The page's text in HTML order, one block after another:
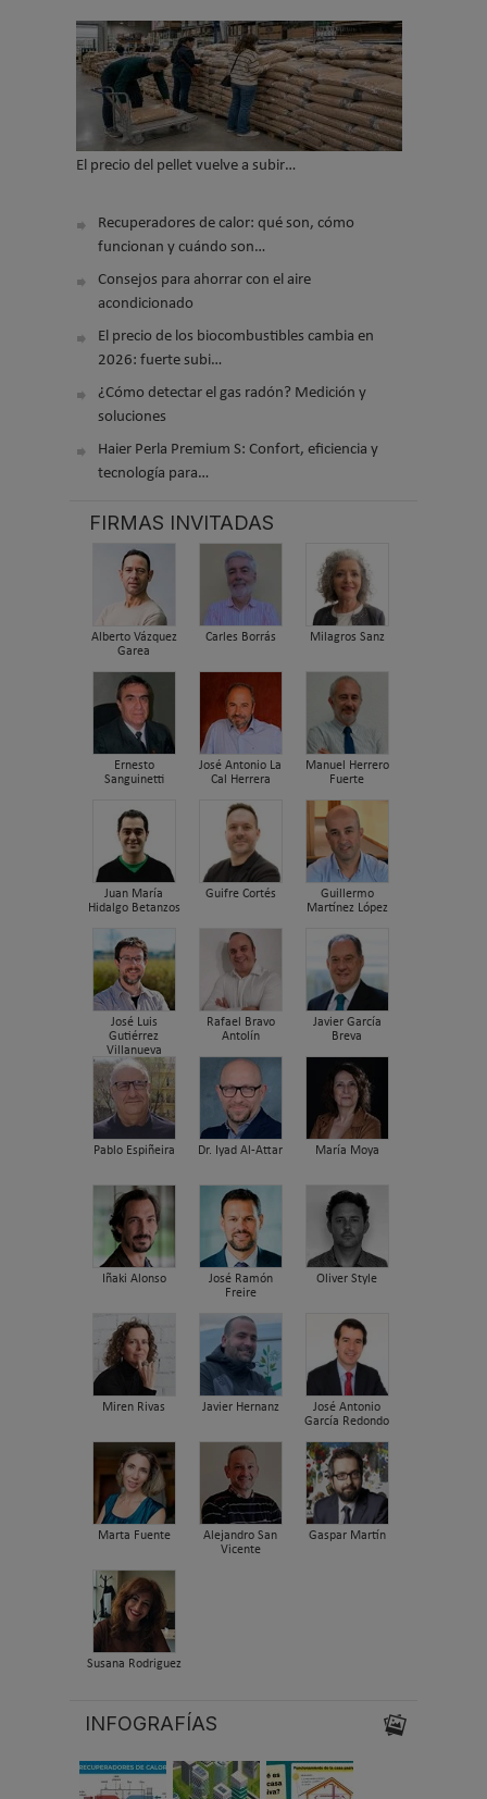
El precio del pellet vuelve a subir…
Recuperadores de calor: qué son, cómo
funcionan y cuándo son…
Consejos para ahorrar con el aire
acondicionado
El precio de los biocombustibles cambia en
2026: fuerte subi…
¿Cómo detectar el gas radón? Medición y
soluciones
Haier Perla Premium S: Confort, eficiencia y
tecnología para…
FIRMAS INVITADAS
Alberto Vázquez
Garea
Carles Borrás Milagros Sanz
Ernesto
Sanguinetti
José Antonio La
Cal Herrera
Manuel Herrero
Fuerte
Juan María
Hidalgo Betanzos
Guifre Cortés
Guillermo
Martínez López
José Luis
Gutiérrez
Villanueva
Rafael Bravo
Antolín
Javier García
Breva
Pablo Espiñeira Dr. Iyad Al-Attar María Moya
Iñaki Alonso
José Ramón
Freire
Oliver Style
Miren Rivas Javier Hernanz
José Antonio
García Redondo
Marta Fuente
Alejandro San
Vicente
Gaspar Martín
Susana Rodriguez
INFOGRAFÍAS